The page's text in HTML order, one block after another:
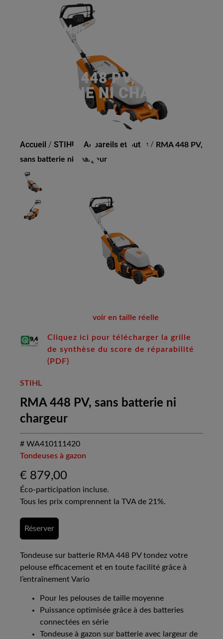
RMA 448 PV, SANS
BATTERIE NI CHARGEUR
Accueil / STIHL Appareils et outils / RMA 448 PV,
sans batterie ni chargeur
voir en taille réelle
Cliquez ici pour télécharger la grille
de synthèse du score de réparabilité
(PDF)
STIHL
RMA 448 PV, sans batterie ni
chargeur
# WA410111420
Tondeuses à gazon
€ 879,00
Éco-participation incluse.
Tous les prix comprennent la TVA de 21%.
Réserver
Tondeuse sur batterie RMA 448 PV tondez votre
pelouse efficacement et en toute facilité grâce à
l’entraînement Vario
Pour les pelouses de taille moyenne
Puissance optimisée grâce à des batteries
connectées en série
Tondeuse à gazon sur batterie avec largeur de